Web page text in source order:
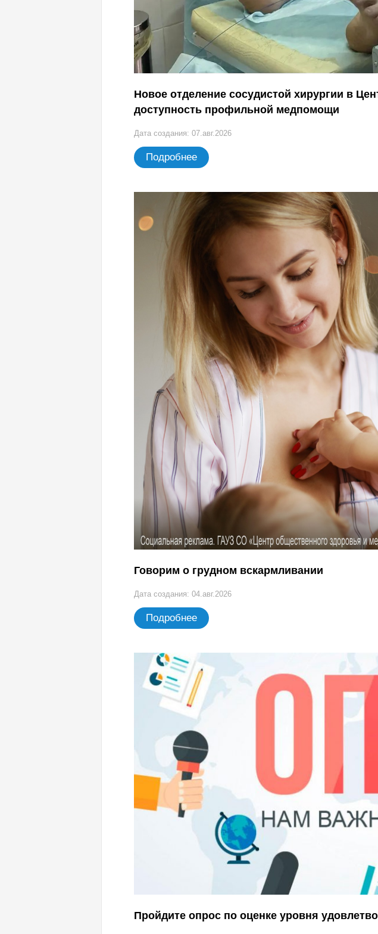
Новое отделение сосудистой хирургии в
доступность профильной медпомощи
Дата создания: 07.авг.2026
Подробнее
Говорим о грудном вскармливании
Дата создания: 04.авг.2026
Подробнее
Пройдите опрос по оценке уровня